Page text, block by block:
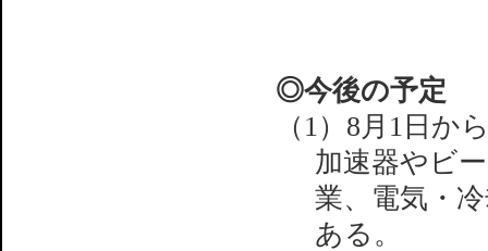
◎今後の予定
（1）8月1日か
加速器やビ
業、電気・
ある。